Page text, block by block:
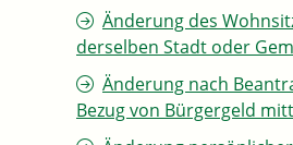
Änderung des
derselben Stadt oder
Änderung nach
Bezug von Bürgergeld